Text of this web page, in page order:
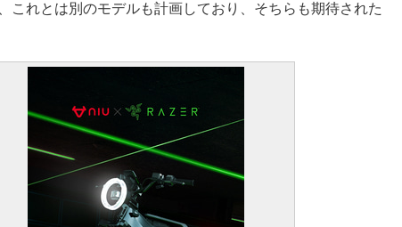
これとは別のモデルも計画しており、そちらも期待された